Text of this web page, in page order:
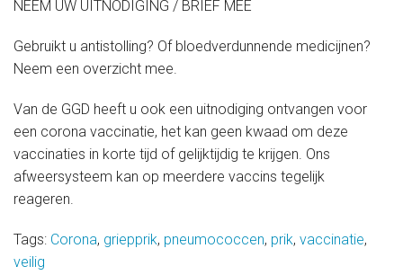
Onze organisatie
Actueel
NEEM UW UITNODIGING / BRIEF MEE
Gebruikt u antistolling? Of bloedverdunnende medicijnen?
Neem een overzicht mee.
Van de GGD heeft u ook een uitnodiging ontvangen voor
een corona vaccinatie, het kan geen kwaad om deze
vaccinaties in korte tijd of gelijktijdig te krijgen. Ons
afweersysteem kan op meerdere vaccins tegelijk
reageren.
Tags: Corona, griepprik, pneumococcen, prik, vaccinatie,
veilig